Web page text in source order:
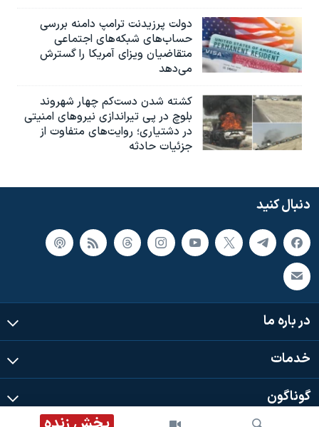
دولت پرزیدنت ترامپ دامنه بررسی
حساب‌های شبکه‌های اجتماعی
متقاضیان ویزای آمریکا را گسترش
می‌دهد
کشته شدن دست‌کم چهار شهروند
بلوچ در پی تیراندازی نیروهای امنیتی
در دشتیاری؛ روایت‌های متفاوت از
جزئیات حادثه
دنبال کنید
در باره ما
خدمات
گوناگون